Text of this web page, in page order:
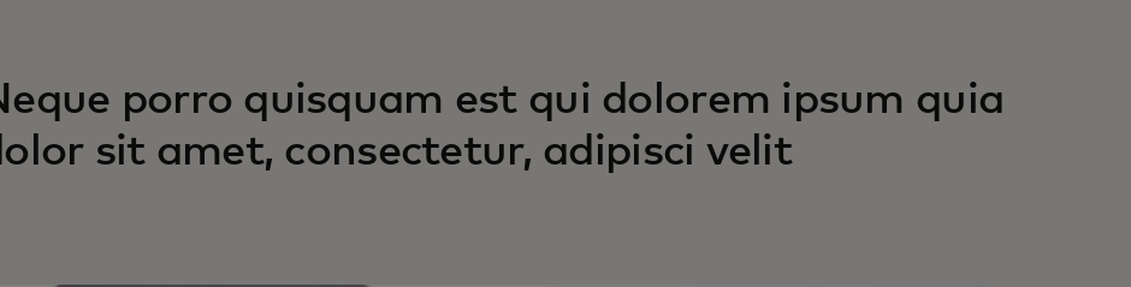
porro quisquam est qui dolorem ipsum quia
sit amet, consectetur, adipisci velit